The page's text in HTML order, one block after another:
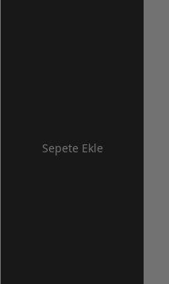
Sepete Ekle